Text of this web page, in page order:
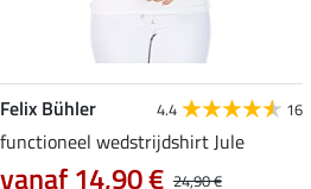
Felix Bühler 4.4 16
functioneel wedstrijdshirt Jule
24,90 €
vanaf 14,90 €